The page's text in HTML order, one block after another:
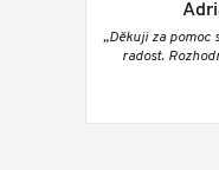
„Děkuji za pomoc
radost.